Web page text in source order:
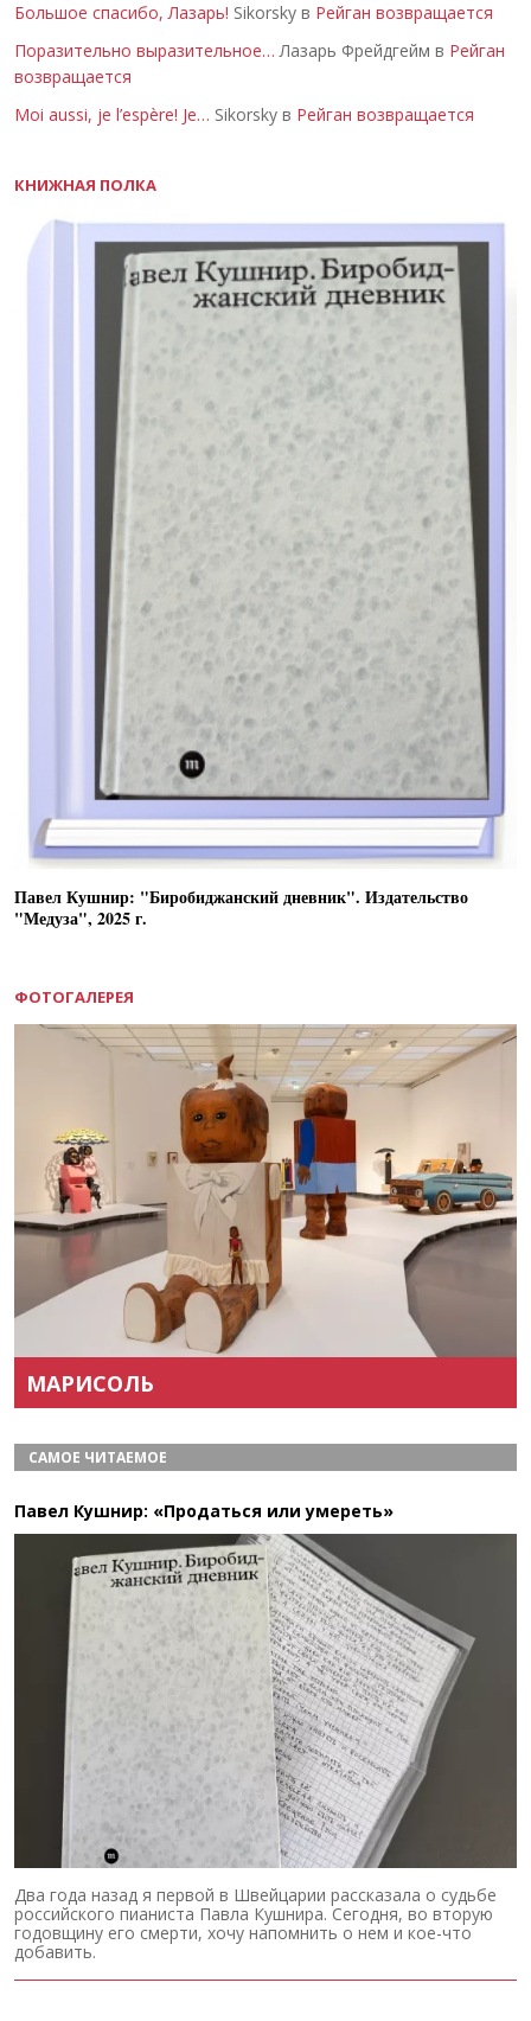
Большое спасибо, Лазарь! Sikorsky в Рейган возвращается
Поразительно выразительное… Лазарь Фрейдгейм в Рейган
возвращается
Moi aussi, je l’espère! Je… Sikorsky в Рейган возвращается
КНИЖНАЯ ПОЛКА
Павел Кушнир: "Биробиджанский дневник". Издательство
"Медуза", 2025 г.
ФОТОГАЛЕРЕЯ
МАРИСОЛЬ
САМОЕ ЧИТАЕМОЕ
Павел Кушнир: «Продаться или умереть»
Два года назад я первой в Швейцарии рассказала о судьбе
российского пианиста Павла Кушнира. Сегодня, во вторую
годовщину его смерти, хочу напомнить о нем и кое-что
добавить.